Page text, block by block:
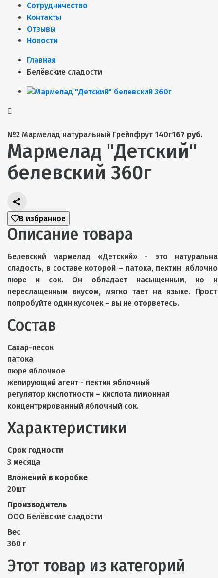
Сотрудничество
Контакты
Отзывы
Новости
Главная
Белёвские сладости
№2 Мармелад натуральный Грейпфрут 140г167 руб.
Мармелад "Детский"
белевский 360г
В избранное
Описание товара
Белевский мармелад «Детский» - это
сладость, в составе которой – патока, пектин,
пюре и сок. Он обладает насыщенным, но
переслащенным вкусом, мягко тает на языке.
попробуйте один кусочек – вы не оторветесь.
Состав
Сахар-песок
патока
пюре яблочное
желирующий агент - пектин яблочный
регулятор кислотности – кислота лимонная
концентрированный яблочный сок.
Характеристики
Срок годности
3 месяца
Вложений в коробке
20шт
Производитель
ООО Белёвские сладости
Вес
360 г
Этот товар из категорий